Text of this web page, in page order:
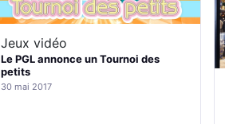
Jeux vidéo
Le PGL annonce un Tournoi des
petits
30 mai 2017